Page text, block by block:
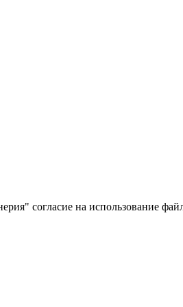
согласие на использование